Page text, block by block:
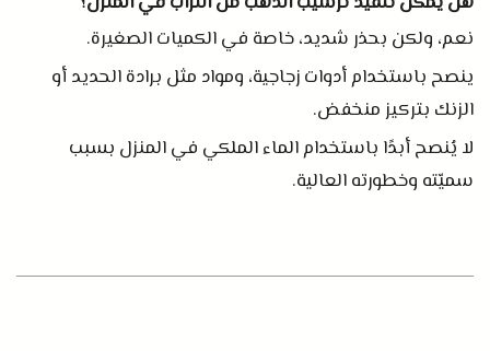
نعم، ولكن بحذر شديد، خاصة في الكميات الصغيرة.
ينصح باستخدام أدوات زجاجية، ومواد مثل برادة الحديد أو
الزنك بتركيز منخفض.
لا يُنصح أبدًا باستخدام الماء الملكي في المنزل بسبب
سميّته وخطورته العالية.